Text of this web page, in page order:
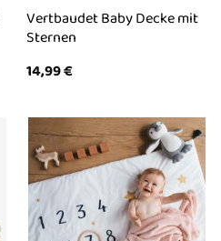
Vertbaudet Baby Decke mit
Sternen
14,99€